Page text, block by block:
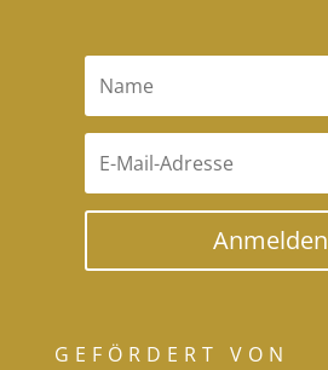
Anmelden
GEFÖRDERT VON